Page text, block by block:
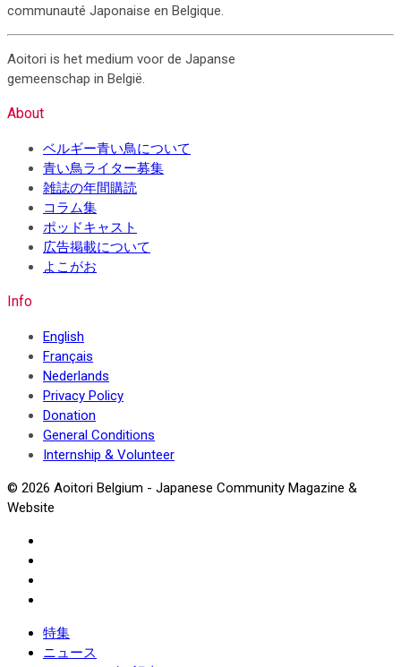
communauté Japonaise en Belgique.
Aoitori is het medium voor de Japanse
gemeenschap in België.
About
ベルギー青い鳥について
青い鳥ライター募集
雑誌の年間購読
コラム集
ポッドキャスト
広告掲載について
よこがお
Info
English
Français
Nederlands
Privacy Policy
Donation
General Conditions
Internship & Volunteer
© 2026 Aoitori Belgium - Japanese Community Magazine &
Website
特集
ニュース